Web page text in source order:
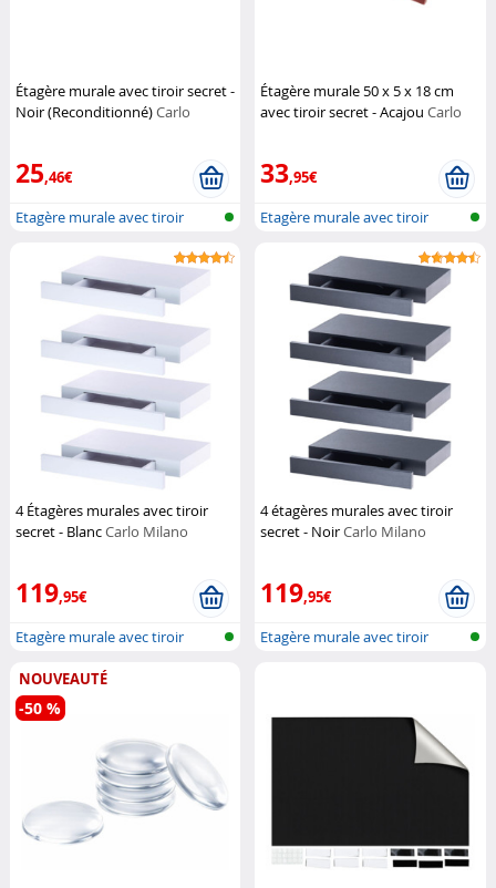
Étagère murale avec tiroir secret -
Noir (Reconditionné)Carlo
25,46€
Etagère murale avec tiroir
Étagère murale 50 x 5 x 18 cm
avec tiroir secret - AcajouCarlo
33,95€
Etagère murale avec tiroir
4 Étagères murales avec tiroir
secret - BlancCarlo Milano
119,95€
Etagère murale avec tiroir
4 étagères murales avec tiroir
secret - NoirCarlo Milano
119,95€
Etagère murale avec tiroir
NOUVEAUTÉ
-50 %